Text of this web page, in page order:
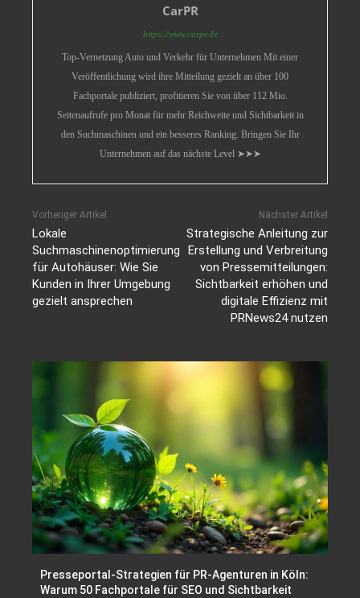
CarPR
https://www.carpr.de
Top-Vernetzung Auto und Verkehr für Unternehmen Mit einer
Veröffentlichung wird ihre Mitteilung gezielt an über 100
Fachportale publiziert, profitieren Sie von über 112 Mio.
Seitenaufrufe pro Monat für mehr Reichweite und Sichtbarkeit in
den Suchmaschinen und ein besseres Ranking. Bringen Sie Ihr
Unternehmen auf das nächste Level ➤➤➤
Vorheriger Artikel
Lokale
Suchmaschinenoptimierung
für Autohäuser: Wie Sie
Kunden in Ihrer Umgebung
gezielt ansprechen
Nächster Artikel
Strategische Anleitung zur
Erstellung und Verbreitung
von Pressemitteilungen:
Sichtbarkeit erhöhen und
digitale Effizienz mit
PRNews24 nutzen
Presseportal-Strategien für PR-Agenturen in Köln:
Warum 50 Fachportale für SEO und Sichtbarkeit